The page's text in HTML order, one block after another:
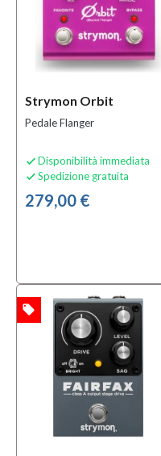
Strymon Orbit
Pedale Flanger
 Disponibilità immediata
 Spedizione gratuita
279,00 €
local_offer